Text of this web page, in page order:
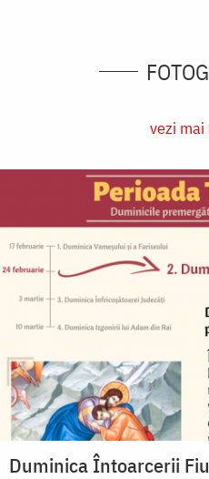
vezi mai
Duminica Întoarcerii